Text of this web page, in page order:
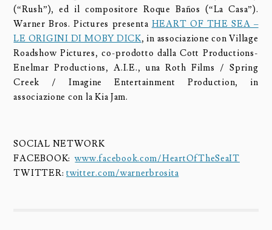
(“Rush”), ed il compositore Roque Baños (“La Casa”).
Warner Bros. Pictures presenta HEART OF THE SEA –
LE ORIGINI DI MOBY DICK, in associazione con Village
Roadshow Pictures, co-prodotto dalla Cott Productions-
Enelmar Productions, A.I.E., una Roth Films / Spring
Creek / Imagine Entertainment Production, in
associazione con la Kia Jam.
SOCIAL NETWORK
FACEBOOK:www.facebook.com/HeartOfTheSeaIT
TWITTER:twitter.com/warnerbrosita